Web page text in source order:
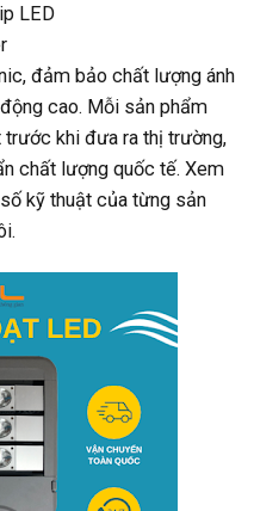
LED
đảm bảo chất lượng ánh
cao. Mỗi sản phẩm
khi đưa ra thị trường,
chất lượng quốc tế. Xem
kỹ thuật của từng sản